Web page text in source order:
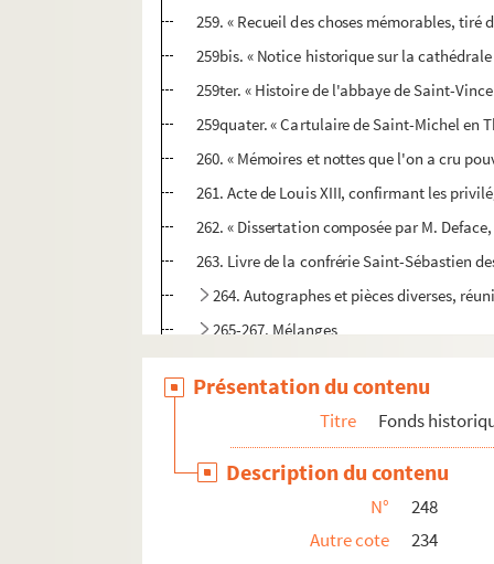
259. « Recueil des choses mémorables,
259bis. « Notice historique sur la
259ter. « Histoire de l'abbaye de Saint-
259quater. « Cartulaire de Saint-Michel en
260. « Mémoires et nottes que l'on a cru
261. Acte de Louis XIII, confirmant les
262. « Dissertation composée par M.
263. Livre de la confrérie Saint-Sébastien
264. Autographes et pièces diverses,
265-267. Mélanges
268-275. Collection de huit volumes,
Présentation du contenu
Titre Fonds
Description du contenu
N°
248
Autre cote
234